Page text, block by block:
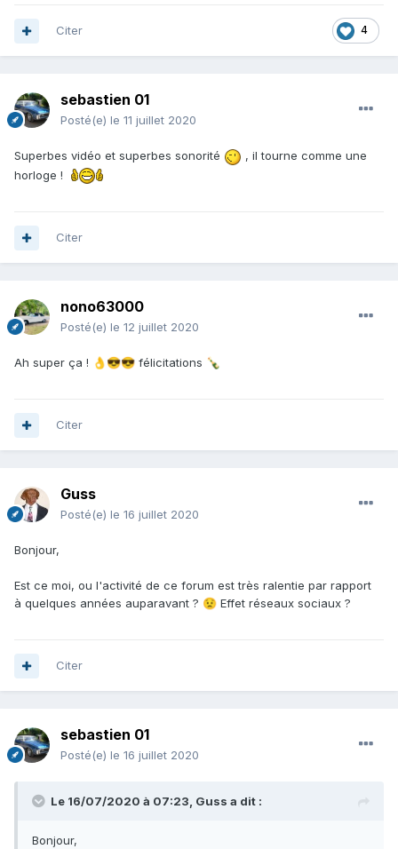
4
Citer
sebastien 01
Posté(e) le 11 juillet 2020
Superbes vidéo et superbes sonorité
, il tourne comme une
horloge !
Citer
nono63000
Posté(e) le 12 juillet 2020
Ah super ça ! 👌 😎😎 félicitations 🍾
Citer
Guss
Posté(e) le 16 juillet 2020
Bonjour,
Est ce moi, ou l'activité de ce forum est très ralentie par rapport
à quelques années auparavant ? 😟 Effet réseaux sociaux ?
Citer
sebastien 01
Posté(e) le 16 juillet 2020
Le 16/07/2020 à 07:23, Guss a dit :
Bonjour,